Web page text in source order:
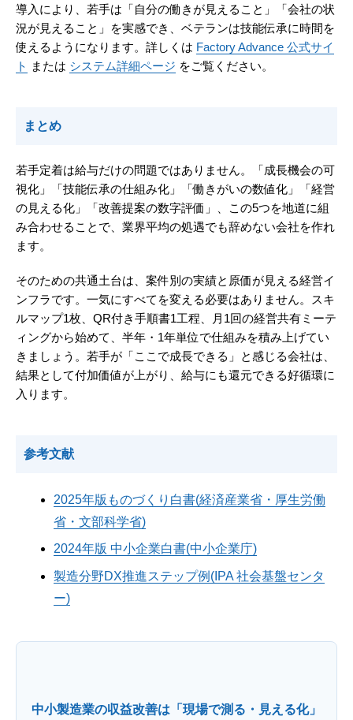
導入により、若手は「自分の働きが見えること」「会社の状
況が見えること」を実感でき、ベテランは技能伝承に時間を
使えるようになります。詳しくは Factory Advance 公式サイ
ト または システム詳細ページ をご覧ください。
まとめ
若手定着は給与だけの問題ではありません。「成長機会の可
視化」「技能伝承の仕組み化」「働きがいの数値化」「経営
の見える化」「改善提案の数字評価」、この5つを地道に組
み合わせることで、業界平均の処遇でも辞めない会社を作れ
ます。
そのための共通土台は、案件別の実績と原価が見える経営イ
ンフラです。一気にすべてを変える必要はありません。スキ
ルマップ1枚、QR付き手順書1工程、月1回の経営共有ミーテ
ィングから始めて、半年・1年単位で仕組みを積み上げてい
きましょう。若手が「ここで成長できる」と感じる会社は、
結果として付加価値が上がり、給与にも還元できる好循環に
入ります。
参考文献
2025年版ものづくり白書(経済産業省・厚生労働
省・文部科学省)
2024年版 中小企業白書(中小企業庁)
製造分野DX推進ステップ例(IPA 社会基盤センタ
ー)
中小製造業の収益改善は「現場で測る・見える化」